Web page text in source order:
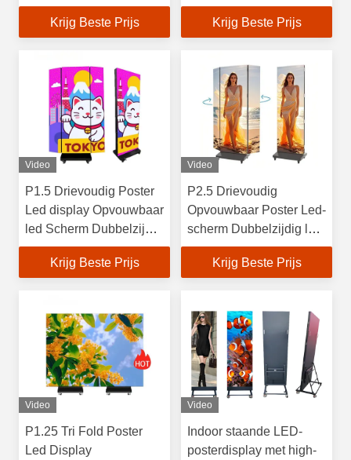
Krijg Beste Prijs
Display
Krijg Beste Prijs
Video
P1.5 Drievoudig Poster
Led display Opvouwbaar
led Scherm Dubbelzijdig
led display
Krijg Beste Prijs
Video
P2.5 Drievoudig
Opvouwbaar Poster Led-
scherm Dubbelzijdig led-
scherm
Krijg Beste Prijs
Video
P1.25 Tri Fold Poster
Led Display
Video
Indoor staande LED-
posterdisplay met high-